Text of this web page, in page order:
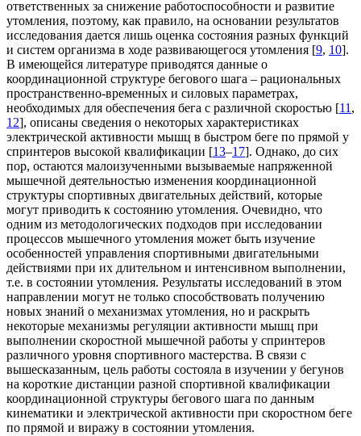
ответственных за снижение работоспособности и развитие
утомления, поэтому, как правило, на основании результатов
исследования дается лишь оценка состояния разных функций
и систем организма в ходе развивающегося утомления [9, 10].
В имеющейся литературе приводятся данные о
координационной структуре бегового шага – рациональных
пространственно-временны́х и силовых параметрах,
необходимых для обеспечения бега с различной скоростью [11,
12], описаны сведения о некоторых характеристиках
электрической активности мышц в быстром беге по прямой у
спринтеров высокой квалификации [13–17]. Однако, до сих
пор, остаются малоизученными вызываемые напряженной
мышечной деятельностью изменения координационной
структуры спортивных двигательных действий, которые
могут приводить к состоянию утомления. Очевидно, что
одним из методологических подходов при исследовании
процессов мышечного утомления может быть изучение
особенностей управления спортивными двигательными
действиями при их длительном и интенсивном выполнении,
т.е. в состоянии утомления. Результаты исследований в этом
направлении могут не только способствовать получению
новых знаний о механизмах утомления, но и раскрыть
некоторые механизмы регуляции активности мышц при
выполнении скоростной мышечной работы у спринтеров
различного уровня спортивного мастерства. В связи с
вышесказанным, цель работы состояла в изучении у бегунов
на короткие дистанции разной спортивной квалификации
координационной структуры бегового шага по данным
кинематики и электрической активности при скоростном беге
по прямой и виражу в состоянии утомления.